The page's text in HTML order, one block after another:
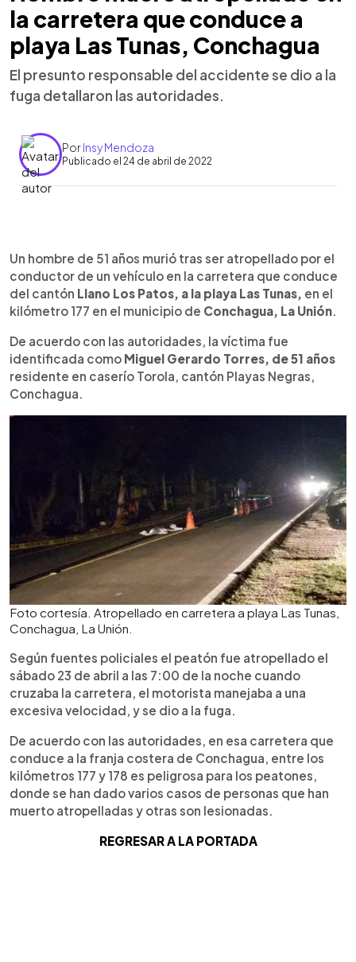
la carretera que conduce a
playa Las Tunas, Conchagua
El presunto responsable del accidente se dio a la
fuga detallaron las autoridades.
PorInsy Mendoza
Publicado el 24 de abril de 2022
► Escuchar artículo
Un hombre de 51 años murió tras ser atropellado por el
conductor de un vehículo en la carretera que conduce
del cantón Llano Los Patos, a la playa Las Tunas, en el
kilómetro 177 en el municipio de Conchagua, La Unión
De acuerdo con las autoridades, la víctima fue
identificada como Miguel Gerardo Torres, de 51 años
residente en caserío Torola, cantón Playas Negras,
Conchagua.
Foto cortesía. Atropellado en carretera a playa Las Tunas,
Conchagua, La Unión.
Según fuentes policiales el peatón fue atropellado el
sábado 23 de abril a las 7:00 de la noche cuando
cruzaba la carretera, el motorista manejaba a una
excesiva velocidad, y se dio a la fuga.
De acuerdo con las autoridades, en esa carretera que
conduce a la franja costera de Conchagua, entre los
kilómetros 177 y 178 es peligrosa para los peatones,
donde se han dado varios casos de personas que han
muerto atropelladas y otras son lesionadas.
REGRESAR A LA PORTADA